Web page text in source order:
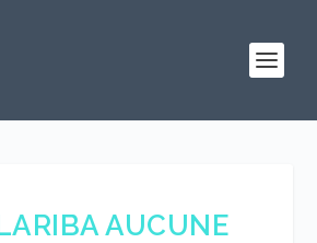
AUCUNE